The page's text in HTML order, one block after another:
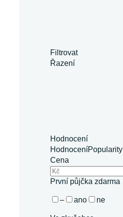
Filtrovat
Řazení
Hodnocení
HodnoceníPopularity
Cena
První půjčka zdarma
– ano ne